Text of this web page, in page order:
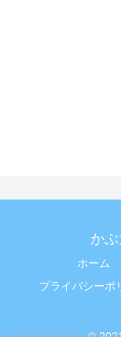
か
ホーム
プライバシーポ